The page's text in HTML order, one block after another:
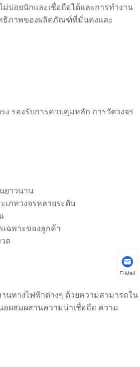
ม่บ่อยนักและเชื่อถือได้และการทำงาน
ทธิภาพของผลิตภัณฑ์ที่มั่นคงและ
ง รองรับการควบคุมหลัก การวัดวงจร
ยาวนาน
เภทวงจรหลายระดับ
ฉพาะของลูกค้า
ด
นทางไฟฟ้าต่างๆ ด้วยความสามารถใน
อผสมผสานความน่าเชื่อถือ ความ
E-Mail